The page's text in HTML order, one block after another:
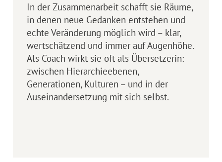
In der Zusammenarbeit schafft sie Räume,
in denen neue Gedanken entstehen und
echte Veränderung möglich wird – klar,
wertschätzend und immer auf Augenhöhe.
Als Coach wirkt sie oft als Übersetzerin:
zwischen Hierarchieebenen,
Generationen, Kulturen – und in der
Auseinandersetzung mit sich selbst.